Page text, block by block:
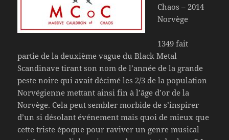
Chaos – 2014
Norvège
1349 fait
partie de la deuxième vague du Black Metal
Scandinave tirant son nom de l’année de la grande
peste noire qui avait décimé les 2/3 de la population
Norvégienne mettant ainsi fin à l’âge d’or de la
Norvège. Cela peut sembler morbide de s’inspirer
d’un si désolant événement mais quoi de mieux que
cette triste époque pour raviver un genre musical